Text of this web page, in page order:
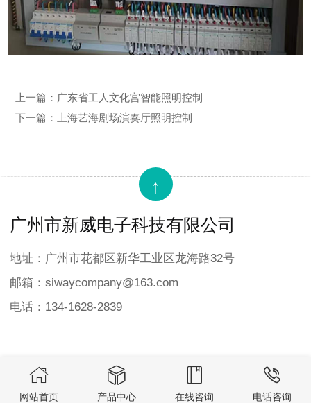
上一篇： 广东省工人文化宫智能照明控制
下一篇：
上海艺海剧场演奏厅照明控制
↑
广州市新威电子科技有限公司
地址：广州市花都区新华工业区龙海路32号
邮箱：siwaycompany@163.com
电话：134-1628-2839
COPYRIGHT © 广州市新威电子科技有限公司 版权所有

网站首页

产品中心

在线咨询

电话咨询